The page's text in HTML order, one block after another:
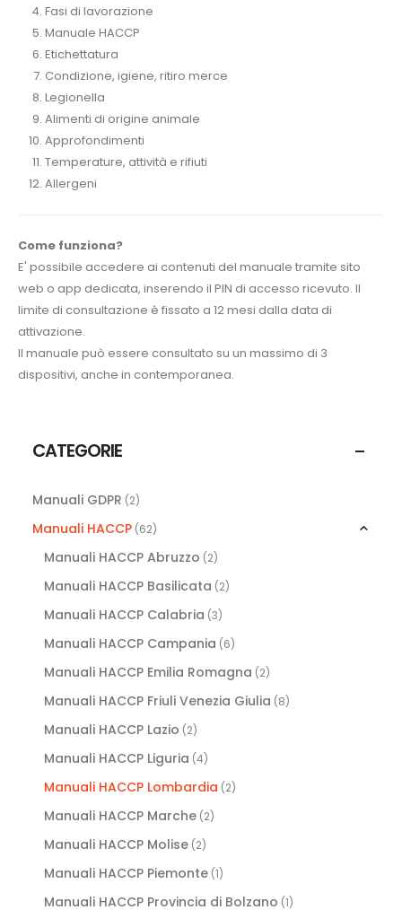
Fasi di lavorazione
Manuale HACCP
Etichettatura
Condizione, igiene, ritiro merce
Legionella
Alimenti di origine animale
Approfondimenti
Temperature, attività e rifiuti
Allergeni
Come funziona?
E' possibile accedere ai contenuti del manuale tramite sito
web o app dedicata, inserendo il PIN di accesso ricevuto. Il
limite di consultazione è fissato a 12 mesi dalla data di
attivazione.
Il manuale può essere consultato su un massimo di 3
dispositivi, anche in contemporanea.
CATEGORIE
Manuali GDPR (2)
Manuali HACCP (62)
Manuali HACCP Abruzzo (2)
Manuali HACCP Basilicata (2)
Manuali HACCP Calabria (3)
Manuali HACCP Campania (6)
Manuali HACCP Emilia Romagna (2)
Manuali HACCP Friuli Venezia Giulia (8)
Manuali HACCP Lazio (2)
Manuali HACCP Liguria (4)
Manuali HACCP Lombardia (2)
Manuali HACCP Marche (2)
Manuali HACCP Molise (2)
Manuali HACCP Piemonte (1)
Manuali HACCP Provincia di Bolzano (1)